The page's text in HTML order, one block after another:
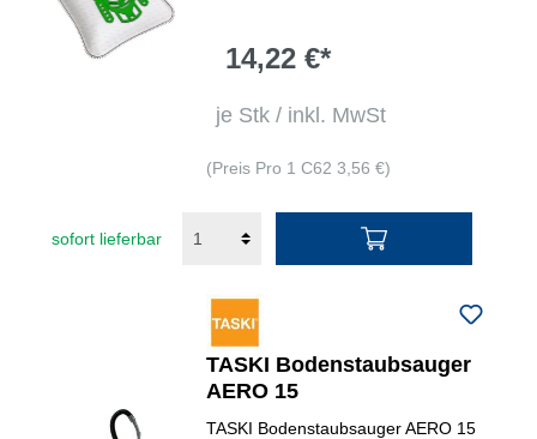
14,22 €*
je Stk / inkl. MwSt
(Preis Pro 1 C62 3,56 €)
sofort lieferbar
TASKI Bodenstaubsauger
AERO 15
TASKI Bodenstaubsauger AERO 15